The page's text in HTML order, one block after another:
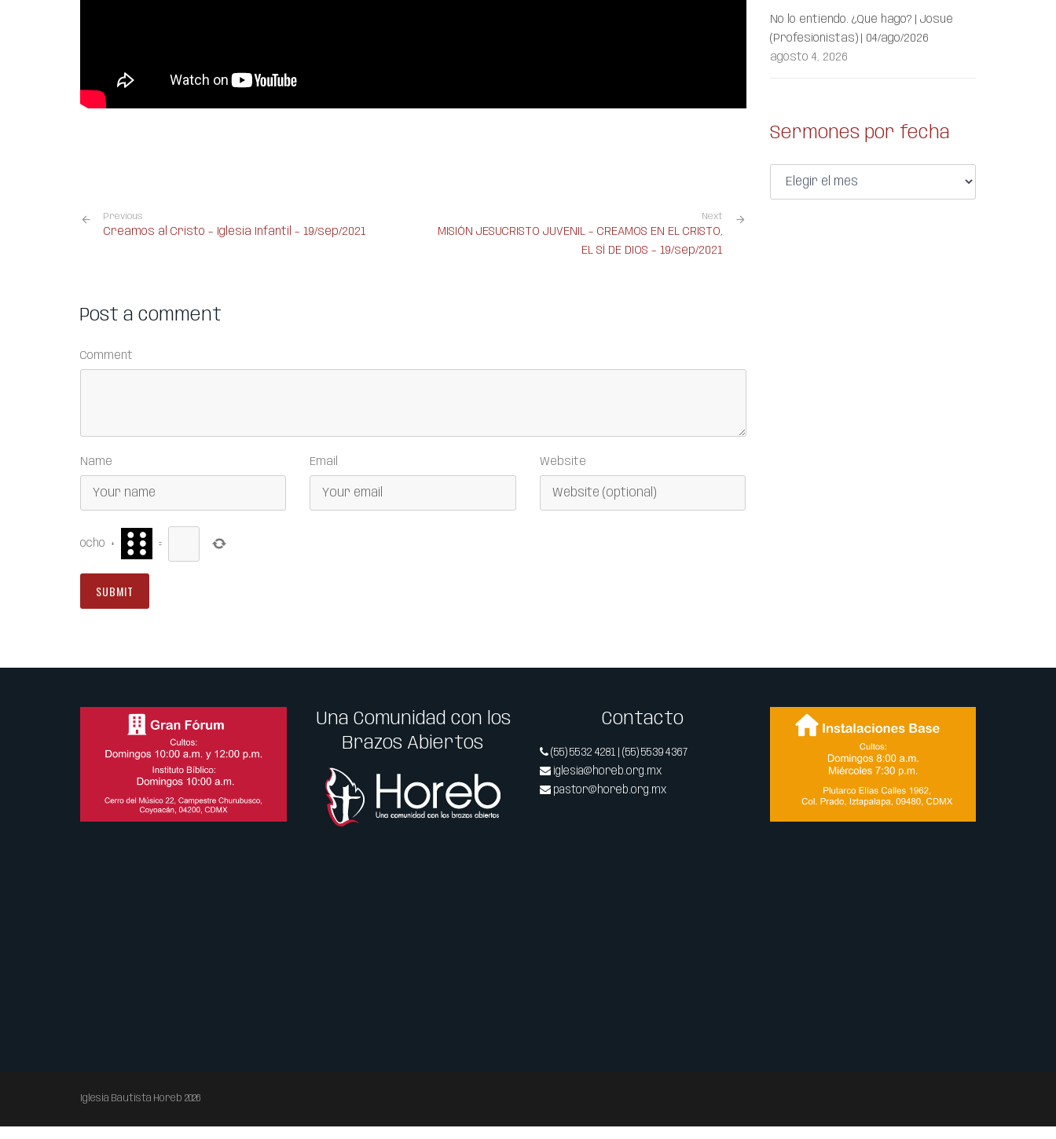
Previous
Creamos al Cristo – Iglesia Infantil – 19/sep/2021
Next
MISIÓN JESUCRISTO JUVENIL – CREAMOS EN EL CRISTO,
EL SÍ DE DIOS – 19/sep/2021
Post a comment
Comment
Name Email Website
ocho + =
No lo entiendo. ¿Qué hago? | Josué
(Profesionistas) | 04/ago/2026
agosto 4, 2026
Sermones por fecha
Una Comunidad con los
Brazos Abiertos
Contacto
(55) 5532 4281 | (55) 5539 4367
iglesia@horeb.org.mx
pastor@horeb.org.mx
Iglesia Bautista Horeb 2026